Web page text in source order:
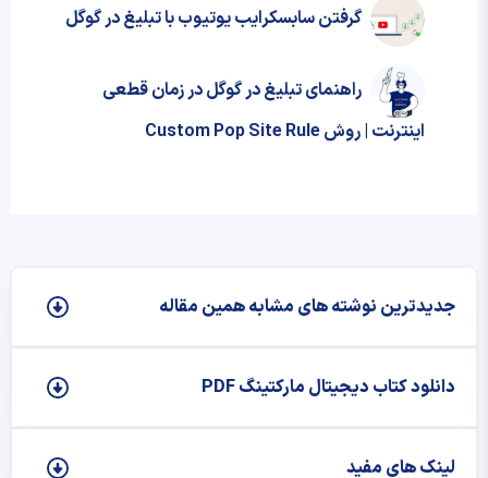
گرفتن سابسکرایب یوتیوب با تبلیغ در گوگل
راهنمای تبلیغ در گوگل در زمان قطعی
اینترنت | روش Custom Pop Site Rule
جدیدترین نوشته‌ های مشابه همین مقاله
دانلود کتاب دیجیتال مارکتینگ PDF
لینک های مفید